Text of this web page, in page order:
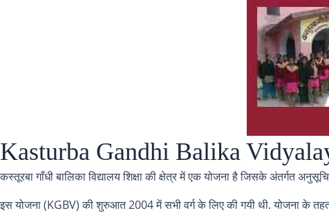
Kasturba Gandhi Balika
कस्तूरबा गाँधी बालिका विद्यालय शिक्षा की क्षेत्र में एक योजना है जिसके अंतर्गत
इस योजना (KGBV) की शुरुआत 2004 में सभी वर्ग के लिए की गयी थी. योजना के